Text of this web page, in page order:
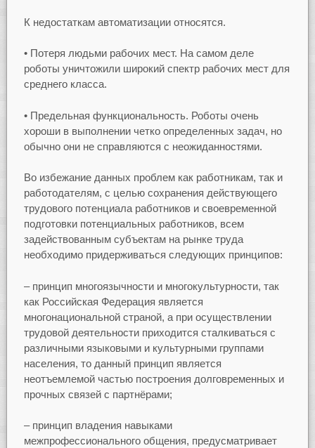
К недостаткам автоматизации относятся.
• Потеря людьми рабочих мест. На самом деле
роботы уничтожили широкий спектр рабочих мест для
среднего класса.
• Предельная функциональность. Роботы очень
хороши в выполнении четко определенных задач, но
обычно они не справляются с неожиданностями.
Во избежание данных проблем как работникам, так и
работодателям, с целью сохранения действующего
трудового потенциала работников и своевременной
подготовки потенциальных работников, всем
задействованным субъектам на рынке труда
необходимо придерживаться следующих принципов:
– принцип многоязычности и многокультурности, так
как Российская Федерация является
многонациональной страной, а при осуществлении
трудовой деятельности приходится сталкиваться с
различными языковыми и культурными группами
населения, то данный принцип является
неотъемлемой частью построения долговременных и
прочных связей с партнёрами;
– принцип владения навыками
межпрофессионального общения, предусматривает